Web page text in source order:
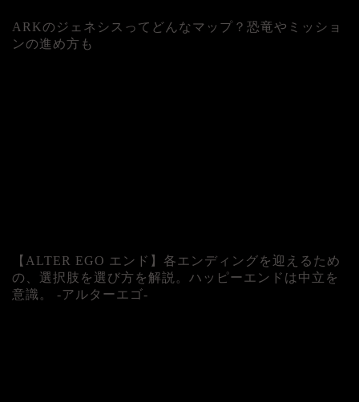
ARKのジェネシスってどんなマップ？恐竜やミッショ
ンの進め方も
【ALTER EGO エンド】各エンディングを迎えるため
の、選択肢を選び方を解説。ハッピーエンドは中立を
意識。 -アルターエゴ-